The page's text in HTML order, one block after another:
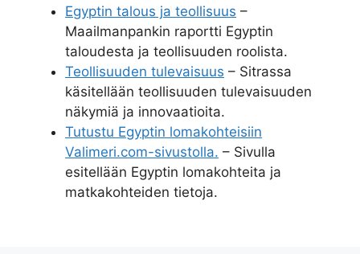
Egyptin talous ja teollisuus –
Maailmanpankin raportti Egyptin
taloudesta ja teollisuuden roolista.
Teollisuuden tulevaisuus – Sitrassa
käsitellään teollisuuden tulevaisuuden
näkymiä ja innovaatioita.
Tutustu Egyptin lomakohteisiin
Valimeri.com-sivustolla. – Sivulla
esitellään Egyptin lomakohteita ja
matkakohteiden tietoja.